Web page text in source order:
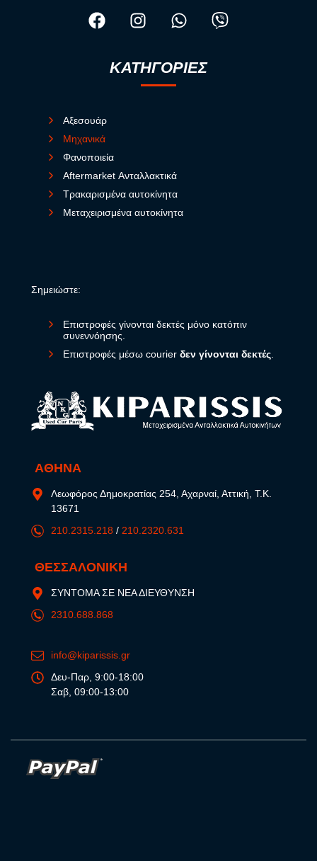
ΚΑΤΗΓΟΡΙΕΣ
Αξεσουάρ
Μηχανικά
Φανοποιεία
Aftermarket Ανταλλακτικά
Τρακαρισμένα αυτοκίνητα
Μεταχειρισμένα αυτοκίνητα
Σημειώστε:
Επιστροφές γίνονται δεκτές μόνο κατόπιν
συνεννόησης.
Επιστροφές μέσω courier δεν γίνονται δεκτές
ΑΘΗΝΑ
Λεωφόρος Δημοκρατίας 254, Αχαρναί, Αττική, Τ.Κ.
13671
210.2315.218 / 210.2320.631
ΘΕΣΣΑΛΟΝΙΚΗ
ΣΥΝΤΟΜΑ ΣΕ ΝΕΑ ΔΙΕΥΘΥΝΣΗ
2310.688.868
info@kiparissis.gr
Δευ-Παρ, 9:00-18:00
Σαβ, 09:00-13:00